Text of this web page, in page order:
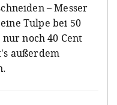
– Messer
Tulpe bei 50
noch 40 Cent
außerdem